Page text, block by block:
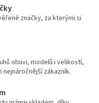
značky, za kterými si
obuvi, modelů i velikostí,
zákazník.